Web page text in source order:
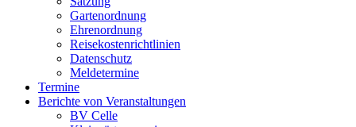
Gartenordnung
Ehrenordnung
Reisekostenrichtlinien
Datenschutz
Meldetermine
Termine
Berichte von Veranstaltungen
BV Celle